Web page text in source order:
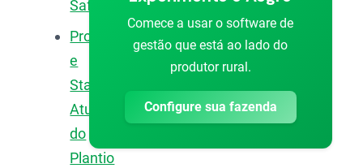
Safrinha
Progresso
e
Status
Atual
do
Plantio
Comece a usar o software de
gestão que está ao lado do
produtor rural.
Configure sua fazenda